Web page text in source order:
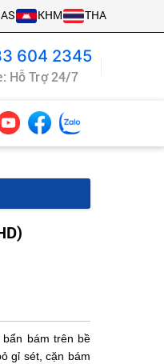
KHM THA
604 2345
Hỗ Trợ 24/7
bám trên bề
gỉ sét, cặn bám